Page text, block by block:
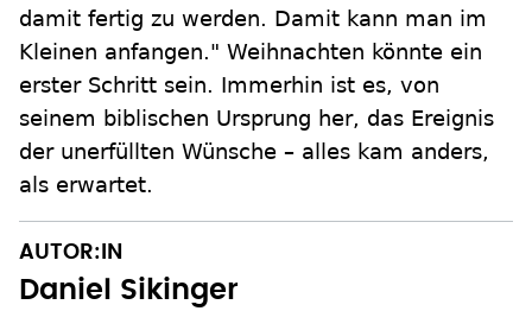
damit fertig zu werden. Damit kann man im
Kleinen anfangen." Weihnachten könnte ein
erster Schritt sein. Immerhin ist es, von
seinem biblischen Ursprung her, das Ereignis
der unerfüllten Wünsche – alles kam anders,
als erwartet.
AUTOR:IN
Daniel Sikinger